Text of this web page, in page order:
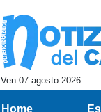
Ven 07 agosto 2026
Home